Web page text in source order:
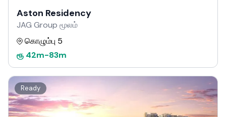
Aston Residency
JAG Group மூலம்
கொழும்பு 5
ரூ 42m-83m
Ready